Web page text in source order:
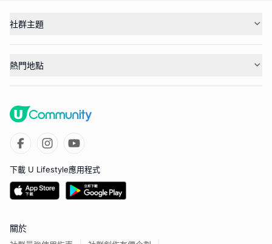
社群主題
熱門地點
下載 U Lifestyle應用程式
關於